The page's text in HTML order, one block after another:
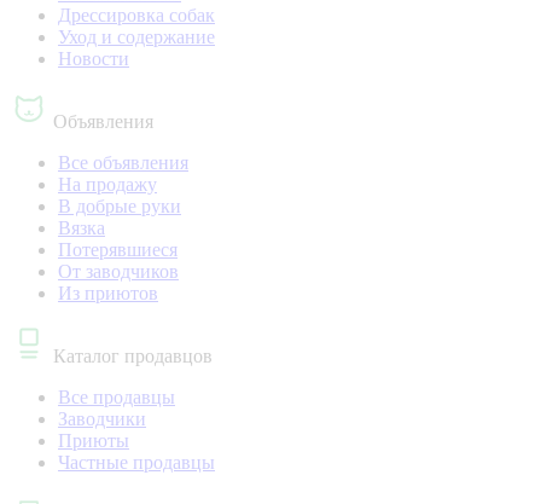
Дрессировка собак
Уход и содержание
Новости
Объявления
Все объявления
На продажу
В добрые руки
Вязка
Потерявшиеся
От заводчиков
Из приютов
Каталог продавцов
Все продавцы
Заводчики
Приюты
Частные продавцы